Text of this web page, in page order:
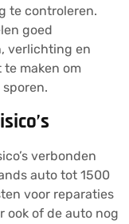
te controleren.
goed
verlichting en
te maken om
verbonden
auto tot 1500
voor reparaties
ook of de auto nog